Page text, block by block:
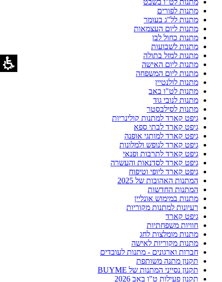
מתנות לט"ו בשבט
מתנות לפורים
מתנות לל"ג בעומר
מתנות ליום העצמאות
מתנות כחול לבן
מתנות לשבועות
מתנות למזל בתולה
מתנות ליום האישה
מתנות ליום המשפחה
מתנות לולנטיין
מתנות לט"ו באב
מתנות לנובי גוד
מתנות לסילבסטר
גיפט קארד למתנות קולינריות
גיפט קארד לבתי ספא
גיפט קארד למותגי אופנה
גיפט קארד לנופש ולמלונות
גיפט קארד לתרבות ופנאי
גיפט קארד לסדנאות והעשרה
גיפט קארד ליופי וטיפוח
המתנות האהובות של 2025
המתנות החדשות
מתנות במימוש אונליין
רעיונות למתנות מקוריות
גיפט קארד
חוויות משפחתיות
מתנות מומלצות לחג
מתנות מקוריות לאישה
חברות וארגונים - מתנות לעובדים
תקנון מתנה משותפת
תקנון נסייני המתנות של BUYME
תקנון פעילות ט"ו באב 2026